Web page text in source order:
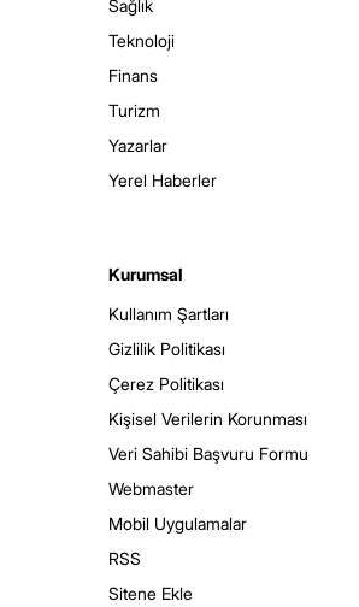
Sağlık
Teknoloji
Finans
Turizm
Yazarlar
Yerel Haberler
Kurumsal
Kullanım Şartları
Gizlilik Politikası
Çerez Politikası
Kişisel Verilerin Korunması
Veri Sahibi Başvuru Formu
Webmaster
Mobil Uygulamalar
RSS
Sitene Ekle